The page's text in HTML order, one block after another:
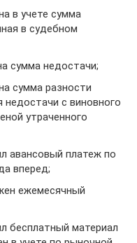
в учете сумма
в судебном
сумма недостачи;
сумма разности
с виновного
утраченного
авансовый платеж по
вперед;
ежемесячный
бесплатный материал